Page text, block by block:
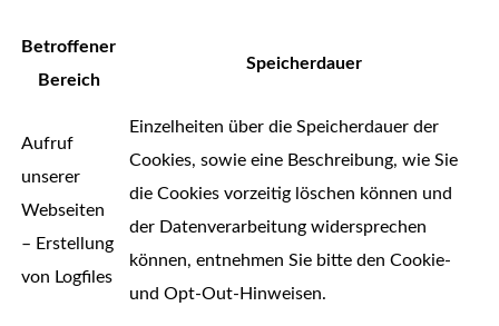
Betroffener
Bereich
Speicherdauer
Aufruf
unserer
Webseiten
– Erstellung
von Logfiles
Einzelheiten über die Speicherdauer der
Cookies, sowie eine Beschreibung, wie Sie
die Cookies vorzeitig löschen können und
der Datenverarbeitung widersprechen
können, entnehmen Sie bitte den Cookie-
und Opt-Out-Hinweisen.